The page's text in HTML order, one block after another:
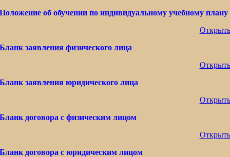
Положение об обучении по индивидуальному учебному плану
Открыть
Бланк заявления физического лица
Открыть
Бланк заявления юридического лица
Открыть
Бланк договора с физическим лицом
Открыть
Бланк договора с юридическим лицом